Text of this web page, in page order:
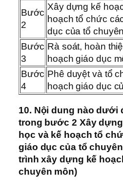
Bước
2
Xây dựng kế
hoạch tổ chức
dục của tổ chuyên
Bước
3
Rà soát, hoàn
hoạch giáo dục
Bước
4
Phê duyệt và tổ
hoạch giáo dục
10. Nội dung nào dưới
trong bước 2 Xây
học và kế hoạch tổ
giáo dục của tổ
trình xây dựng kế
chuyên môn)